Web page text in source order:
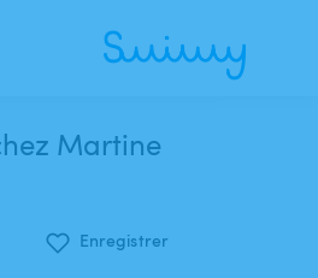
Martine
Enregistrer